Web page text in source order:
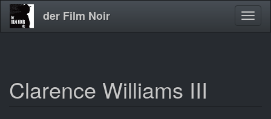
Direkt
zum
der Film Noir
Clarence Williams III